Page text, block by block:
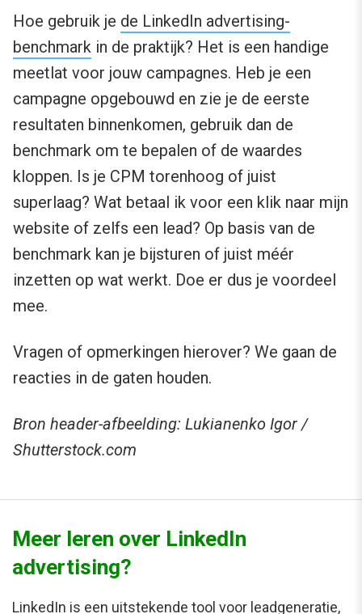
Hoe gebruik je de LinkedIn advertising-
benchmark in de praktijk? Het is een handige
meetlat voor jouw campagnes. Heb je een
campagne opgebouwd en zie je de eerste
resultaten binnenkomen, gebruik dan de
benchmark om te bepalen of de waardes
kloppen. Is je CPM torenhoog of juist
superlaag? Wat betaal ik voor een klik naar mijn
website of zelfs een lead? Op basis van de
benchmark kan je bijsturen of juist méér
inzetten op wat werkt. Doe er dus je voordeel
mee.
Vragen of opmerkingen hierover? We gaan de
reacties in de gaten houden.
Bron header-afbeelding: Lukianenko Igor /
Shutterstock.com
Meer leren over LinkedIn
advertising?
LinkedIn is een uitstekende tool voor leadgeneratie,